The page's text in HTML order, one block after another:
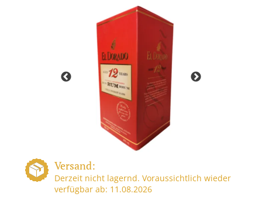
Versand:
Derzeit nicht lagernd. Voraussichtlich wieder
verfügbar ab: 11.08.2026